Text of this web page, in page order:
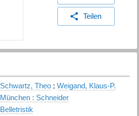
Teilen
Schwartz, Theo; Weigand, Klaus-P.
München : Schneider
Belletristik